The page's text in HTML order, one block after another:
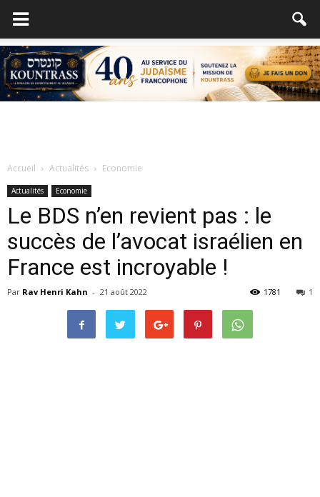
Accueil Actualités Economie
Actualités Economie
Le BDS n’en revient pas : le
succès de l’avocat israélien en
France est incroyable !
Par Rav Henri Kahn - 21 août 2022 1
1781